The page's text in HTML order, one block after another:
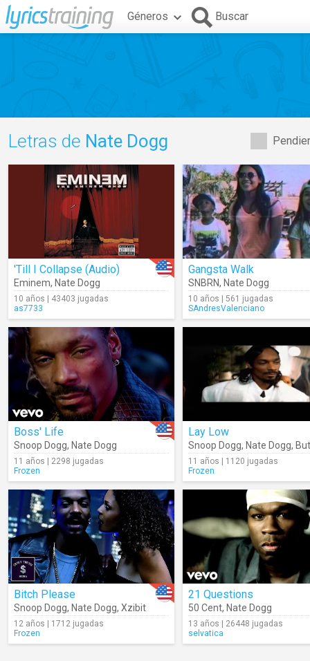
Géneros Buscar
Letras de Nate Dogg
'Till I Collapse (Audio)
Eminem, Nate Dogg
10 años | 43403 jugadas
as7733
Gangsta Walk
SNBRN, Nate Dogg
10 años | 561 jugadas
SAndresValenciano
Boss' Life
Snoop Dogg, Nate Dogg
11 años | 2298 jugadas
Frozen
Lay Low
Snoop Dogg, Nate Dogg,
11 años | 1120 jugadas
Frozen
Bitch Please
Snoop Dogg, Nate Dogg, Xzibit
12 años | 1712 jugadas
Frozen
21 Questions
50 Cent, Nate Dogg
13 años | 26448 jugadas
selvatica